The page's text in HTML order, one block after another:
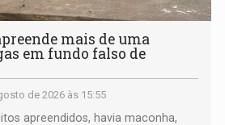
mais de uma
em fundo falso de
de 2026 às 15:55
apreendidos, havia maconha,